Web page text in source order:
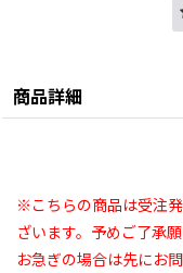
商品詳細
※こちらの商品は受注
ざいます。予めご了承願
お急ぎの場合は先にお